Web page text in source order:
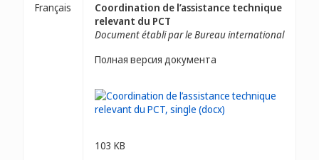
Français
Coordination de l’assistance technique
relevant du PCT
Document établi par le Bureau international
Полная версия документа
103 KB